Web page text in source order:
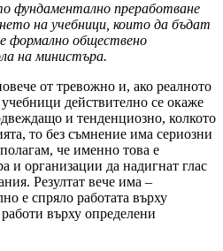
фундаментално преработване
на учебници, които да бъдат
формално обществено
на министъра.
от тревожно и, ако реалното
действително се окаже
и тенденциозно, колкото
то без съмнение има сериозни
че именно това е
и организации да надигнат глас
Резултат вече има –
е спряло работата върху
върху определени